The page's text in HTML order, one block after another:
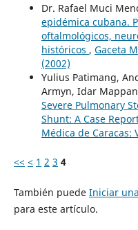
Dr. Rafael Muci
epidémica cubana.
oftalmológicos,
históricos , Gaceta
(2002)
Yulius Patimang,
Armyn, Idar
Severe Pulmonary
Shunt: A Case
Médica de Caracas:
<< < 1 2 3 4
También puede Iniciar
para este artículo.